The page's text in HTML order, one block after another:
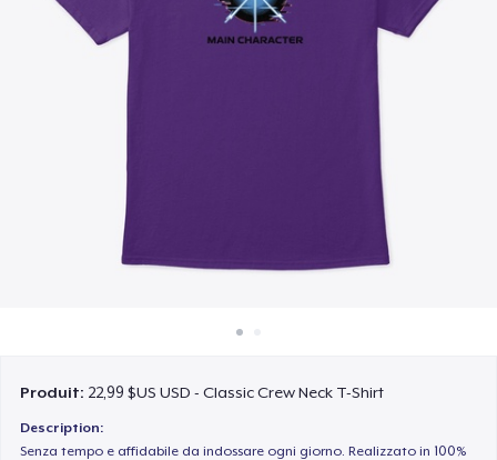
Produit: 22,99 $US USD - Classic Crew Neck T-Shirt
Description:
Senza tempo e affidabile da indossare ogni giorno. Realizzato in 100%